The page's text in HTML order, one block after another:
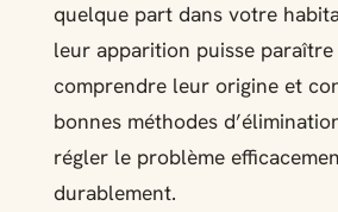
quelque part dans votre
leur apparition puisse
comprendre leur origine et
bonnes méthodes
régler le problème
durablement.